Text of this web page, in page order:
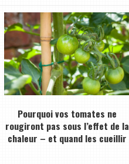
Pourquoi vos tomates ne
rougiront pas sous l’effet de la
chaleur – et quand les cueillir